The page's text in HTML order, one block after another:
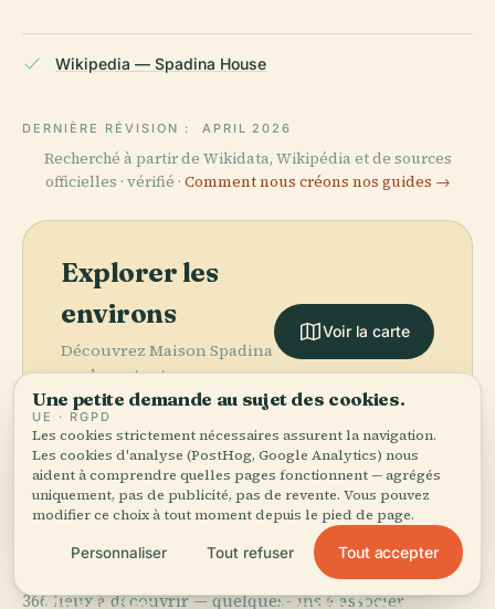
Wikipedia — Spadina House
DERNIÈRE RÉVISION : APRIL 2026
Recherché à partir de Wikidata, Wikipédia et de sources
officielles · vérifié · Comment nous créons nos guides →
Explorer les
environs
Découvrez Maison Spadina
sur la carte et voyez ce
qu'il y a à proximité.
Voir la carte
More in Toronto.
366 lieux à découvrir — quelques-uns à associer.
PLACE PLACE
Une petite demande au sujet des cookies.
UE · RGPD
Les cookies strictement nécessaires assurent la navigation.
Les cookies d'analyse (PostHog, Google Analytics) nous
aident à comprendre quelles pages fonctionnent — agrégés
uniquement, pas de publicité, pas de revente. Vous pouvez
modifier ce choix à tout moment depuis le pied de page.
Personnaliser Tout refuser Tout accepter